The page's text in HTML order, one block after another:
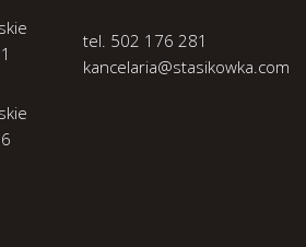
tel. 502 176 281
kancelaria@stasikowka.com